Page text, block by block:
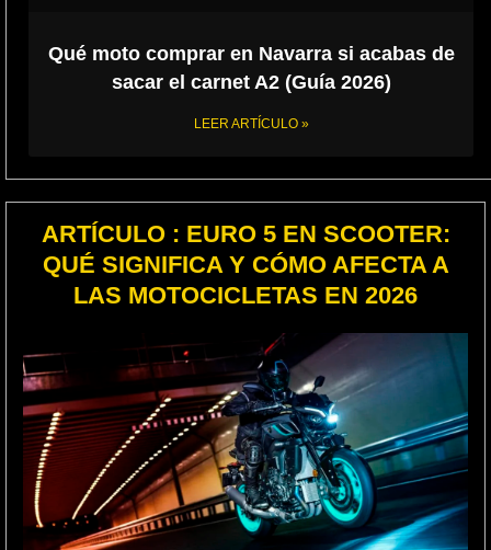
Qué moto comprar en Navarra si acabas de
sacar el carnet A2 (Guía 2026)
LEER ARTÍCULO »
ARTÍCULO : EURO 5 EN SCOOTER:
QUÉ SIGNIFICA Y CÓMO AFECTA A
LAS MOTOCICLETAS EN 2026